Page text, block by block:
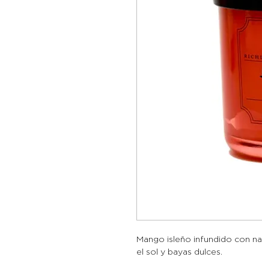
Mango isleño infundido con
el sol y bayas dulces.